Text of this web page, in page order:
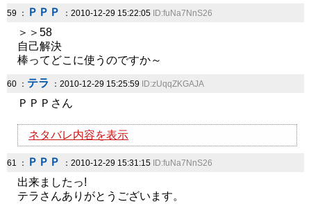
59 ： ＰＰＰ ：2010-12-29 15:22:05 ID:fuNa7NnS26
＞＞58
自己解決
棒ってどこに使うのですか～
60 ： テラ ：2010-12-29 15:25:59 ID:zUqqZKGAJA
ＰＰＰさん
ネタバレ内容を表示
61 ： ＰＰＰ ：2010-12-29 15:31:15 ID:fuNa7NnS26
出来ましたっ!
テラさんありがとうございます。